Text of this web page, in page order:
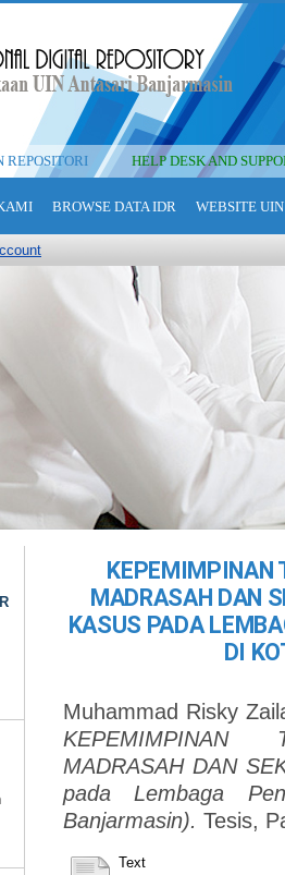
REPOSITORI HELP DESK AND
BROWSE DATA IDR WEBSITE
KEPEMIMPINAN
MADRASAH DAN
KASUS PADA
DI
Muhammad Risky
KEPEMIMPINAN
MADRASAH DAN
pada Lembaga
Banjarmasin). Tesis,
Text